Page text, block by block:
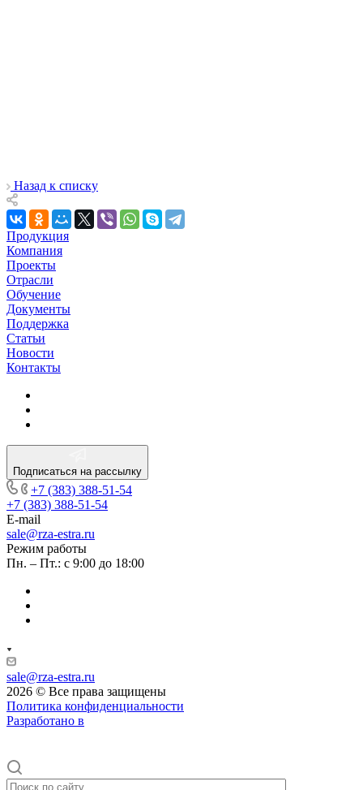
Назад к списку
Продукция
Компания
Проекты
Отрасли
Обучение
Документы
Поддержка
Статьи
Новости
Контакты
Подписаться на рассылку
+7 (383) 388-51-54
+7 (383) 388-51-54
E-mail
sale@rza-estra.ru
Режим работы
Пн. – Пт.: с 9:00 до 18:00
sale@rza-estra.ru
2026 © Все права защищены
Политика конфиденциальности
Разработано в